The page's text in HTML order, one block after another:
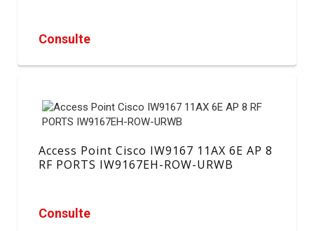
Consulte
Access Point Cisco IW9167 11AX 6E AP 8
RF PORTS IW9167EH-ROW-URWB
Consulte